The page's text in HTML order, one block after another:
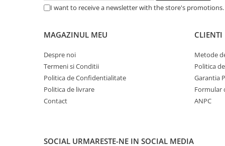
Ecrane Touchscreen Digital Signage
Proiectoare Business
Componente
Plăci de baza
Plăci de Bază Amd
Plăci de Bază Intel
I want to receive a newsletter with the store's
MAGAZINUL MEU
Despre noi
Termeni si Conditii
Politica de Confidentialitate
Politica de livrare
Contact
CLIENTI
Metode
Politica
Garantia
Formular
ANPC
SOCIAL URMARESTE-NE IN SOCIAL MEDIA